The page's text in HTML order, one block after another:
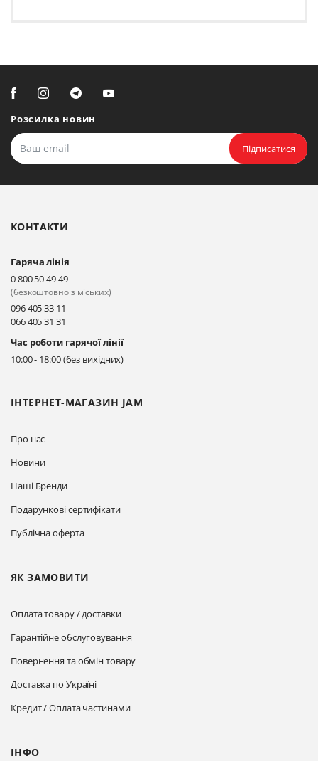
Розсилка новин
Підписатися
ІНТЕРНЕТ-МАГАЗИН JAM
Про нас
Новини
Наші Бренди
Подарункові сертифікати
Публічна оферта
ЯК ЗАМОВИТИ
Оплата товару / доставки
Гарантійне обслуговування
Повернення та обмін товару
Доставка по Україні
Кредит / Оплата частинами
ІНФО
КОНТАКТИ
Гаряча лінія
0 800 50 49 49
(безкоштовно з міських)
096 405 33 11
066 405 31 31
Час роботи гарячої лінії
10:00 - 18:00 (без вихідних)